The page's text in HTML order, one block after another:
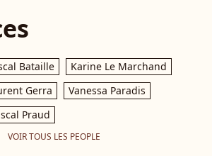
Bataille
Karine Le Marchand
Gerra
Vanessa Paradis
Praud
VOIR TOUS LES PEOPLE